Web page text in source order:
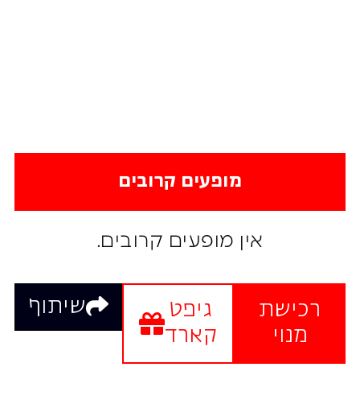
מופעים קרובים
אין מופעים קרובים.
רכישת
מנוי
גיפט
קארד
שיתוף